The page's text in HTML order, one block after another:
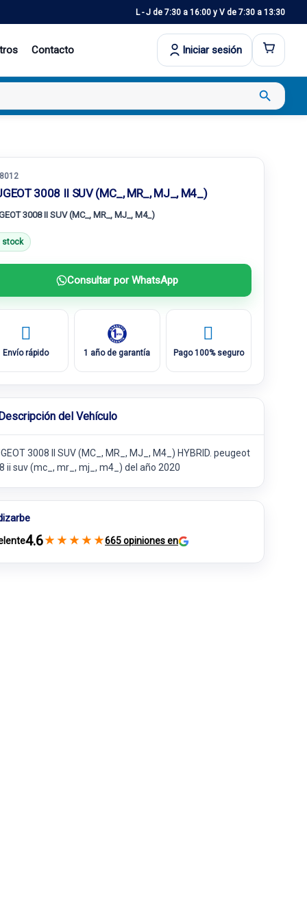
L - J de 7:30 a 16:00 y V de 7:30 a 13:30
Contacto Iniciar sesión
search
3008 II SUV (MC_, MR_, MJ_, M4_)
3008 II SUV (MC_, MR_, MJ_, M4_)
stock
Consultar por WhatsApp
Envío rápido 1 año de garantía Pago 100% seguro
del Vehículo
3008 II SUV (MC_, MR_, MJ_, M4_) HYBRID. peugeot
ii suv (mc_, mr_, mj_, m4_) del año 2020
4.6★ ★ ★ ★ ★665 opiniones en